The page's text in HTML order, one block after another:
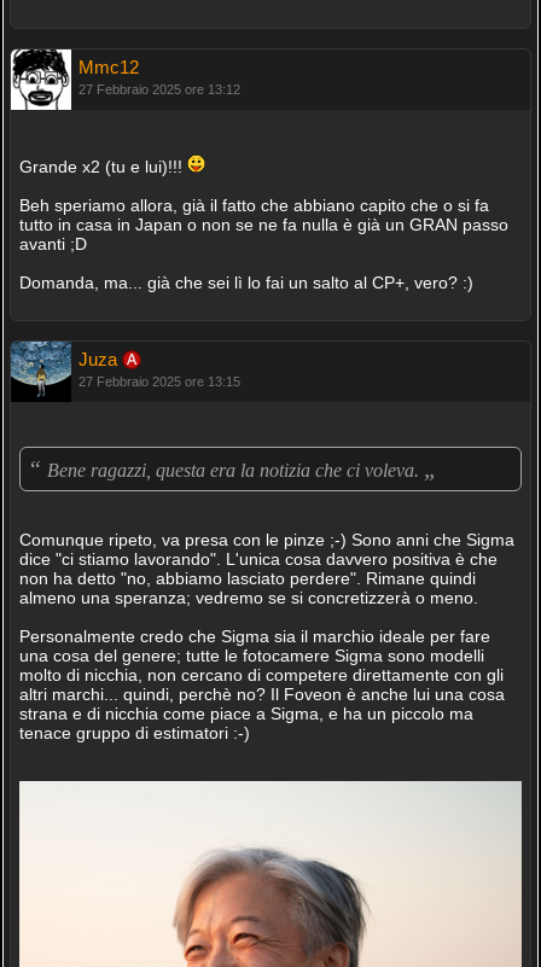
Mmc12
27 Febbraio 2025 ore 13:12
Grande x2 (tu e lui)!!!
Beh speriamo allora, già il fatto che abbiano capito che o si fa
tutto in casa in Japan o non se ne fa nulla è già un GRAN passo
avanti ;D
Domanda, ma... già che sei lì lo fai un salto al CP+, vero? :)
Juza
27 Febbraio 2025 ore 13:15
“ Bene ragazzi, questa era la notizia che ci voleva. „
Comunque ripeto, va presa con le pinze ;-) Sono anni che Sigma
dice "ci stiamo lavorando". L'unica cosa davvero positiva è che
non ha detto "no, abbiamo lasciato perdere". Rimane quindi
almeno una speranza; vedremo se si concretizzerà o meno.
Personalmente credo che Sigma sia il marchio ideale per fare
una cosa del genere; tutte le fotocamere Sigma sono modelli
molto di nicchia, non cercano di competere direttamente con gli
altri marchi... quindi, perchè no? Il Foveon è anche lui una cosa
strana e di nicchia come piace a Sigma, e ha un piccolo ma
tenace gruppo di estimatori :-)